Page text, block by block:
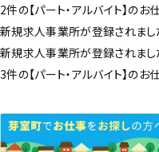
2件の【パート・アルバイト】の
新規求人事業所が登録されまし
新規求人事業所が登録されまし
3件の【パート・アルバイト】の